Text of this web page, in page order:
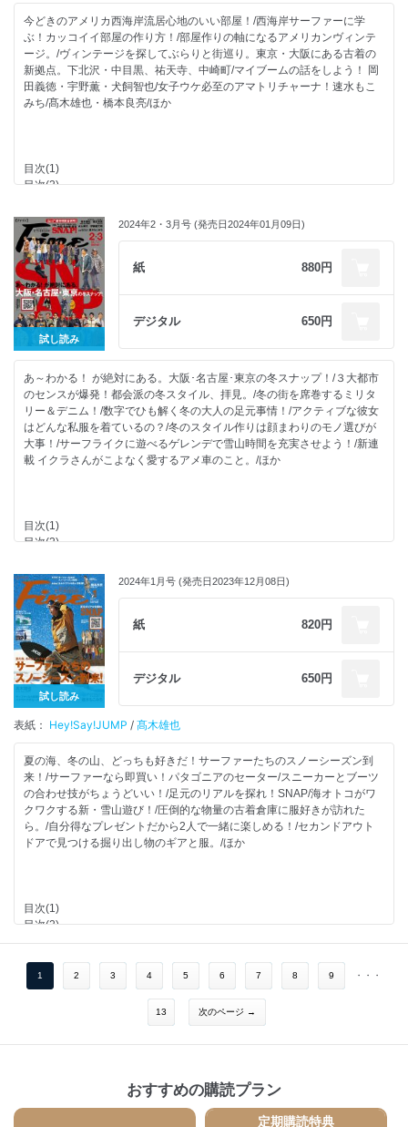
うちなんちゅたちが愛するブルーシールが食べたい！
全力で遊びたい大人のためのリゾートホテルで最高の休日を
居心地のいいホテルで暮らすように過ごそう。
海と森に囲まれて過ごす非日常感たっぷりなステイ。
オシャレなスーベニアを扱うローカルショップへGO！
世代を問わずに愛されるBB550とどこへ行く？
東京カンミナーレ
COLLECTION to COLLECTION
今どきサーファーのONとOFF!
パリ五輪アスリート vol.4シゲキックス（半井重幸)
Buddy The Watch!
私とデートして！もっと！遊んで！【本郷柚巴】
別冊ムックのご紹介
イクラさんがこよなく愛するアメ車のこと。【1971キャデラックエルド
ラド】
自転車でお洒落に街クルーズ！【参宮橋】
FINEST THINGS
Fine INFORMATION
男のキャンプめし。【男らしく燻製で仕上げた海鮮食材の春サラダ！】
次号予告／海オトコのための今月のSHOP
【デジタル特典】本郷柚巴と僕の妄想水着デート。
今どきのアメリカ西海岸流居心地のいい部屋！/西海岸サーファーに学
ぶ！カッコイイ部屋の作り方！/部屋作りの軸になるアメリカンヴィンテ
ージ。/ヴィンテージを探してぶらりと街巡り。東京・大阪にある古着の
新拠点。下北沢・中目黒、祐天寺、中崎町/マイブームの話をしよう！ 岡
田義徳・宇野薫・犬飼智也/女子ウケ必至のアマトリチャーナ！速水もこ
みち/髙木雄也・橋本良亮/ほか
目次(1)
目次(2)
今どきの居心地がいい部屋！
アメリカ西海岸に学ぶカッコいい部屋の作り方。
現役CTサーファーの家は白＆黒を軸とした西海岸スタイル。
部屋作りも遊びのひとつだ！
東京・大阪にある古着の新拠点。
古着の街巡り。in下北沢
最近、古着がマイブーム！こだわりの話を聞いてみた。
部屋作りの軸になるアメリカンヴィンテージ。
古着の街巡り。in中崎町
アクティブな趣味を持つ男は、ワイルドなクルマで遊び倒す！
サーファーとベーグルって実はとってもいい関係！
アクティブな大人が選ぶ使えるメンズコスメ、大公開！
FineなMOVIE
速水もこみちの服×食【大人見えするカーディガン×アマトリチャーナ】
漫画 東京カンミナーレ
日本流のスケートボードで１番を目指すことの意味。
Buddy The Watch!
別冊ムックのご紹介
Ikura’s American Automobile!
自転車でお洒落に街クルーズ！【雑司が谷】
定期購読のご案内
別冊ムックのご紹介
FINEST THINGS
SHOP LIST
Fine INFORMATION
男のキャンプめし。【炊き込みチキンライスで作る逆転風オムライス！】
次号予告/海オトコのための今月のSHOP
【デジタル特典】本郷柚巴と僕の妄想水着デート。
試し読み
2024年2・3月号 (発売日2024年01月09日)
紙 880円
デジタル 650円
あ～わかる！ が絶対にある。大阪･名古屋･東京の冬スナップ！/３大都市
のセンスが爆発！都会派の冬スタイル、拝見。/冬の街を席巻するミリタ
リー＆デニム！/数字でひも解く冬の大人の足元事情！/アクティブな彼女
はどんな私服を着ているの？/冬のスタイル作りは顔まわりのモノ選びが
大事！/サーフライクに遊べるゲレンデで雪山時間を充実させよう！/新連
載 イクラさんがこよなく愛するアメ車のこと。/ほか
目次(1)
目次(2)
繋がり！
ライフスタイルが変わったあのギアや服との出会い。
サーファー×黒アウターはどうやって個性出しする？
あ～わかる！ が絶対にある。大阪･名古屋･東京の冬スナップ！
みんなの共感を呼ぶ冬スタイルSNAP！
ランクルとハイエースで今度の週末はどこに行く？
３大都市のセンスが爆発！都会派の冬スタイル、拝見。
冬の街を席巻するミリタリー＆デニム！
数字でひも解く冬の大人の足元事情！
世界でここにしかないフェンダー旗艦店に集う男たち！
Spotifyまとめから導く 今、聴きたい曲とやりたいこと。
冬のスタイル作りは顔まわりのモノ選びが大事！
その服、小物どこのやつ？
サーフライクに遊べるゲレンデで雪山時間を充実させよう！
雪山遊びの楽しさが詰まった〈星野リゾート リゾナーレトマム〉へ！
FineなMOVIE
今どきサーファーのONとOFF！
パリ五輪アスリート vol.2 楢﨑智亜
Buddy The Watch!
私とデートして！もっと！遊んで！【二瓶有加 vol.2】
Ikura’s American Automobile!【1976シボレー モンテカルロ】
自転車でお洒落に街クルーズ！【経堂】
試し読み
2024年1月号 (発売日2023年12月08日)
紙 820円
デジタル 650円
表紙： Hey!Say!JUMP / 髙木雄也
夏の海、冬の山、どっちも好きだ！サーファーたちのスノーシーズン到
来！/サーファーなら即買い！パタゴニアのセーター/スニーカーとブーツ
の合わせ技がちょうどいい！/足元のリアルを探れ！SNAP/海オトコがワ
クワクする新・雪山遊び！/圧倒的な物量の古着倉庫に服好きが訪れた
ら。/自分得なプレゼントだから2人で一緒に楽しめる！/セカンドアウト
ドアで見つける掘り出し物のギアと服。/ほか
目次(1)
目次(2)
五十嵐カノアとその家族のカリフォニアやサーフィンとの繋がり！
サーファーたちのスノーシーズン到来！
海オトコがワクワクする新・雪山遊び！
サウナｰ×サーファーは雪山遊びも、サウナ次第!?
冬サーファーは雪の降る山で波に乗る！
自分得なプレゼントだから２人で一緒に楽しめる！
セカンドアウトドアで見つける掘り出し物のギアと服。
1 2 3 4 5 6 7 8 9 ・・・
13 次のページ →
おすすめの購読プラン
定期購読特典